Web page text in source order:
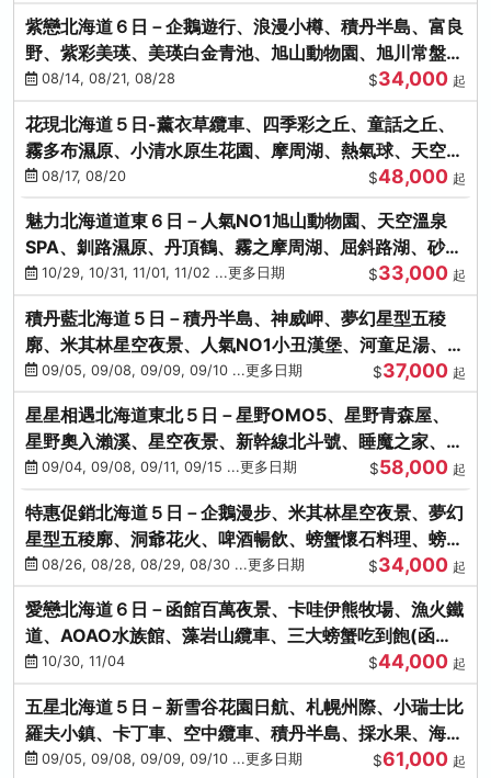
紫戀北海道６日－企鵝遊行、浪漫小樽、積丹半島、富良
野、紫彩美瑛、美瑛白金青池、旭山動物園、旭川常盤旋
轉塔08/14, 08/21, 08/28 $34,000 起
花現北海道５日-薰衣草纜車、四季彩之丘、童話之丘、
霧多布濕原、小清水原生花園、摩周湖、熱氣球、天空溫
泉SPA、螃蟹吃到飽
08/17, 08/20 $48,000 起
魅力北海道道東６日－人氣NO1旭山動物園、天空溫泉
SPA、釧路濕原、丹頂鶴、霧之摩周湖、屈斜路湖、砂湯
體驗10/29, 10/31, 11/01, 11/02 ...更多日期 $33,000 起
積丹藍北海道５日－積丹半島、神威岬、夢幻星型五稜
廓、米其林星空夜景、人氣NO1小丑漢堡、河童足湯、奇
幻燈遊步道、璀璨溪谷
09/05, 09/08, 09/09, 09/10 ...更多日期 $37,000 起
星星相遇北海道東北５日－星野OMO5、星野青森屋、
星野奧入瀨溪、星空夜景、新幹線北斗號、睡魔之家、十
和田湖(不進免稅店)
09/04, 09/08, 09/11, 09/15 ...更多日期 $58,000 起
特惠促銷北海道５日－企鵝漫步、米其林星空夜景、夢幻
星型五稜廓、洞爺花火、啤酒暢飲、螃蟹懷石料理、螃蟹
吃到飽
08/26, 08/28, 08/29, 08/30 ...更多日期 $34,000 起
愛戀北海道６日－函館百萬夜景、卡哇伊熊牧場、漁火鐵
道、AOAO水族館、藻岩山纜車、三大螃蟹吃到飽(函館/
千歲)
10/30, 11/04 $44,000 起
五星北海道５日－新雪谷花園日航、札幌州際、小瑞士比
羅夫小鎮、卡丁車、空中纜車、積丹半島、採水果、海鮮
和牛螃蟹放題
09/05, 09/08, 09/09, 09/10 ...更多日期 $61,000 起